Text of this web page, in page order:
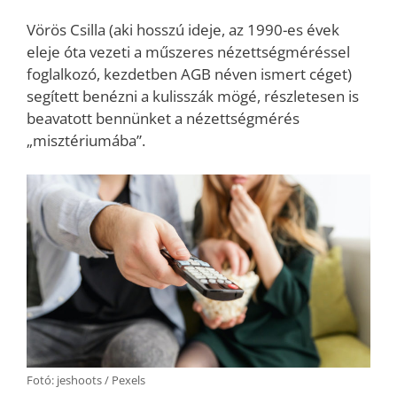
Vörös Csilla (aki hosszú ideje, az 1990-es évek
eleje óta vezeti a műszeres nézettségméréssel
foglalkozó, kezdetben AGB néven ismert céget)
segített benézni a kulisszák mögé, részletesen is
beavatott bennünket a nézettségmérés
„misztériumába”.
Fotó: jeshoots / Pexels